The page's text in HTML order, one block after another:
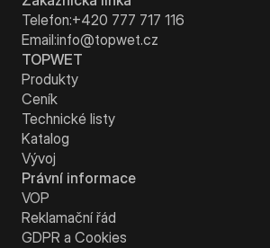
Telefon:+420 777 717 116
Email:info@topwet.cz
TOPWET
Produkty
Ceník
Technické listy
Katalog
Vývoj
Právní informace
VOP
Reklamační řád
GDPR a Cookies